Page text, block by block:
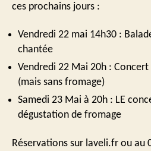
ces prochains jours :
Vendredi 22 mai 14h30 :
chantée
Vendredi 22 Mai 20h :
(mais sans fromage)
Samedi 23 Mai à 20h : LE
dégustation de fromage
Réservations sur laveli.fr ou au